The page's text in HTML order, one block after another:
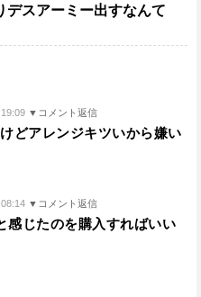
デスアーミー出すなんて
▼コメント返信
どアレンジキツいから嫌い
▼コメント返信
感じたのを購入すればいい